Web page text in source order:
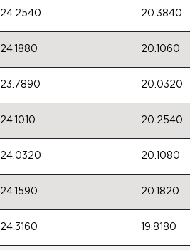
24.2540 20.3840
24.1880 20.1060
23.7890 20.0320
24.1010 20.2540
24.0320 20.1080
24.1590 20.1820
24.3160 19.8180